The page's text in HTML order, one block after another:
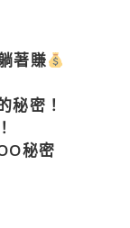
著賺
秘密！
秘密